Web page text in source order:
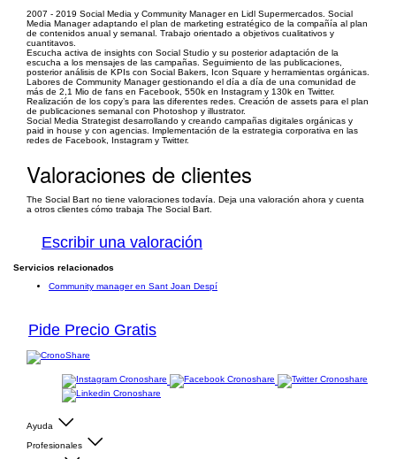
2007 - 2019 Social Media y Community Manager en Lidl Supermercados. Social
Media Manager adaptando el plan de marketing estratégico de la compañía al plan
de contenidos anual y semanal. Trabajo orientado a objetivos cualitativos y
cuantitavos.
Escucha activa de insights con Social Studio y su posterior adaptación de la
escucha a los mensajes de las campañas. Seguimiento de las publicaciones,
posterior análisis de KPIs con Social Bakers, Icon Square y herramientas orgánicas.
Labores de Community Manager gestionando el día a día de una comunidad de
más de 2,1 Mio de fans en Facebook, 550k en Instagram y 130k en Twitter.
Realización de los copy’s para las diferentes redes. Creación de assets para el plan
de publicaciones semanal con Photoshop y illustrator.
Social Media Strategist desarrollando y creando campañas digitales orgánicas y
paid in house y con agencias. Implementación de la estrategia corporativa en las
redes de Facebook, Instagram y Twitter.
Valoraciones de clientes
The Social Bart no tiene valoraciones todavía. Deja una valoración ahora y cuenta
a otros clientes cómo trabaja The Social Bart.
Escribir una valoración
Servicios relacionados
Community manager en Sant Joan Despí
Pide Precio Gratis
Ayuda
Profesionales